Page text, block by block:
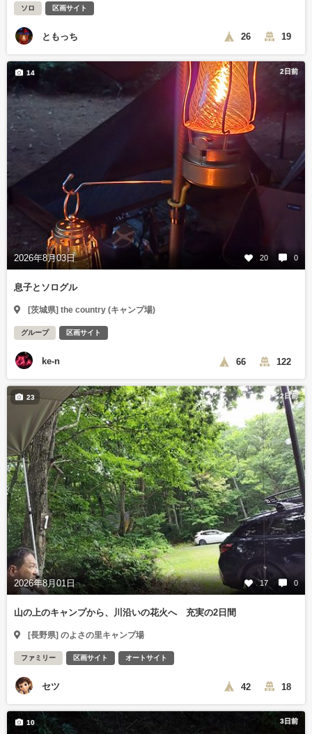
ソロ 区画サイト
ともっち 26 19
2日前
2026年8月03日 20 0
14
息子とソログル
[茨城県] the country (キャンプ場)
グループ 区画サイト
ke-n 66 122
2日前
2026年8月01日 17 0
23
山の上のキャンプから、川沿いの花火へ 充実の2日間
[長野県] のよさの里キャンプ場
ファミリー 区画サイト オートサイト
セツ 42 18
3日前
10